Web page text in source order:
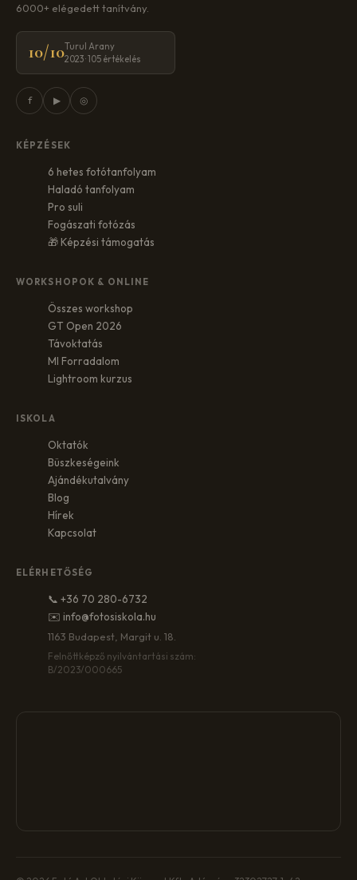
6000+ elégedett tanítvány.
10/10Turul Arany
2023 · 105 értékelés
f ▶ ◎
KÉPZÉSEK
6 hetes fotótanfolyam
Haladó tanfolyam
Pro suli
Fogászati fotózás
🎁 Képzési támogatás
WORKSHOPOK & ONLINE
Összes workshop
GT Open 2026
Távoktatás
MI Forradalom
Lightroom kurzus
ISKOLA
Oktatók
Büszkeségeink
Ajándékutalvány
Blog
Hírek
Kapcsolat
ELÉRHETŐSÉG
📞 +36 70 280-6732
✉️ info@fotosiskola.hu
1163 Budapest, Margit u. 18.
Felnőttképző nyilvántartási szám:
B/2023/000665